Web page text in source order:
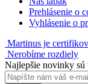
Prehlásenie o
Vyhlásenie o
Martinus je
Nerobíme rozdiely
Najlepšie novinky